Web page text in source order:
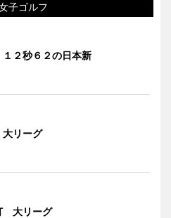
子ゴルフ
２秒６２の日本新
リーグ
大リーグ